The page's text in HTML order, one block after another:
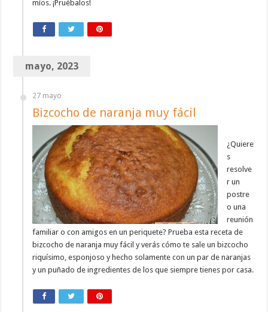
míos. ¡Pruébalos!
mayo, 2023
27 mayo
Bizcocho de naranja muy fácil
¿Quiere
s
resolve
r un
postre
o una
reunión
familiar o con amigos en un periquete? Prueba esta receta de
bizcocho de naranja muy fácil y verás cómo te sale un bizcocho
riquísimo, esponjoso y hecho solamente con un par de naranjas
y un puñado de ingredientes de los que siempre tienes por casa.